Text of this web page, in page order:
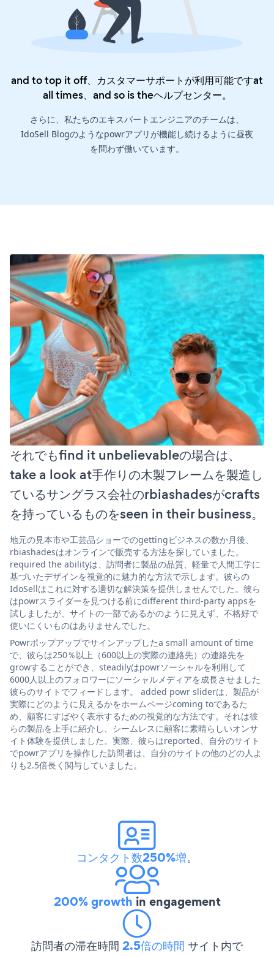
and to top it off、カスタマーサポートが利用可能ですat
all times、and so is theヘルプセンター。
さらに、私たちのエキスパートエンジニアのチームは、
IdoSell Blogのようなpowrアプリが機能し続けるように昼夜
を問わず働いています。
それでもfind it unbelievableの場合は、
take a look at手作りの木製フレームを製造し
ているサングラス会社のrbiashadesがcrafts
を持っているものをseen in their business。
地元の見本市や工芸品ショーでのgettingビジネスの数か月後、
rbiashadesはオンラインで販売する方法を探していました。
required the abilityは、訪問者に製品の品質、軽量で人間工学に
基づいたデザインを視覚的に魅力的な方法で示します。彼らの
IdoSellはこれに対する適切な解決策を提供しませんでした。彼ら
はpowrスライダーを見つける前にdifferent third-party appsを
試しましたが、サイトの一部であるかのように見えず、不格好で
使いにくいものはありませんでした。
Powrポップアップでサインアップしたa small amount of time
で、彼らは250％以上（600以上の実際の連絡先）の連絡先を
growすることができ、steadilyはpowrソーシャルを利用して
6000人以上のフォロワーにソーシャルメディアを成長させました
彼らのサイトでフィードします。 added powr sliderは、製品が
実際にどのように見えるかをホームページcoming toであるた
め、顧客にすばやく表示するための視覚的な方法です。それは彼
らの製品を上手に紹介し、シームレスに顧客に素晴らしいオンサ
イト体験を提供しました。実際、彼らはreported、自分のサイト
でpowrアプリを操作した訪問者は、自分のサイトの他のどの人よ
りも2.5倍長く関与していました。
コンタクト数250%増。
200% growth in engagement
訪問者の滞在時間 2.5倍の時間 サイト内で